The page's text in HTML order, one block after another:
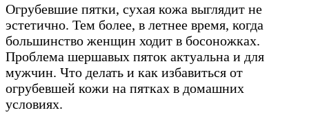
Огрубевшие пятки, сухая кожа выглядит не
эстетично. Тем более, в летнее время, когда
большинство женщин ходит в босоножках.
Проблема шершавых пяток актуальна и для
мужчин. Что делать и как избавиться от
огрубевшей кожи на пятках в домашних
условиях.